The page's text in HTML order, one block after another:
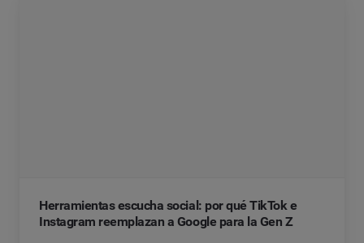
Herramientas escucha social: por qué TikTok e
Instagram reemplazan a Google para la Gen Z